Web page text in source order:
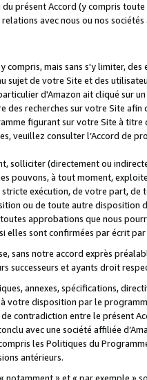
présent Accord (y compris
avec nous ou nos
mais sans s'y limiter, des
sujet de votre Site et des
d'Amazon ait cliqué sur
recherches sur votre Site
figurant sur votre Site à titre
veuillez consulter l’Accord de
solliciter (directement ou
pouvons, à tout moment,
exécution, de votre part,
ou de toute autre disposition
approbations que nous
elles sont confirmées par écrit
sans notre accord exprès
successeurs et ayants droit
annexes, spécifications,
votre disposition par le
contradiction entre le présent
avec une société affiliée
les Politiques du
antérieurs.